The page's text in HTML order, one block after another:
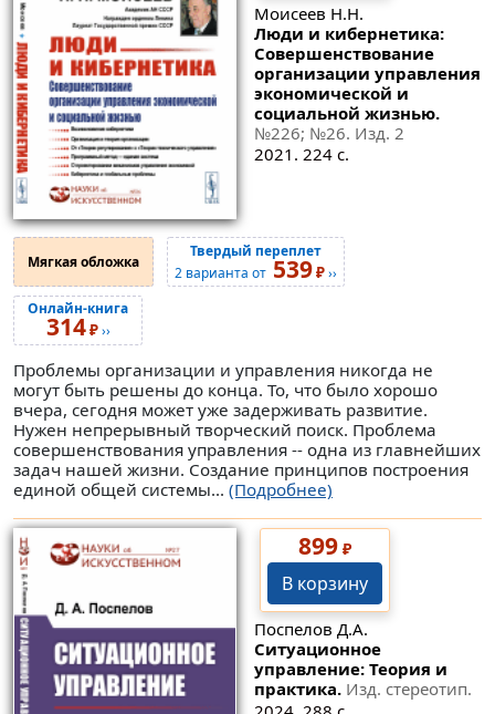
Моисеев Н.Н.
Люди и кибернетика:
Совершенствование
организации управления
экономической и
социальной жизнью.
№226; №26. Изд. 2
2021. 224 с.
Мягкая обложка
Твердый переплет
2 варианта от 539₽››
Онлайн-книга
314₽››
Проблемы организации и управления никогда не
могут быть решены до конца. То, что было хорошо
вчера, сегодня может уже задерживать развитие.
Нужен непрерывный творческий поиск. Проблема
совершенствования управления -- одна из главнейших
задач нашей жизни. Создание принципов построения
единой общей системы... (Подробнее)
899₽
В корзину
Поспелов Д.А.
Ситуационное
управление: Теория и
практика. Изд. стереотип.